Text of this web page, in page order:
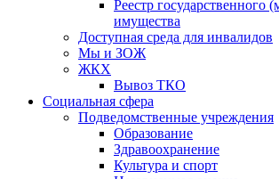
Реестр государственного
имущества
Доступная среда для инвалидов
Мы и ЗОЖ
ЖКХ
Вывоз ТКО
Социальная сфера
Подведомственные учреждения
Образование
Здравоохранение
Культура и спорт